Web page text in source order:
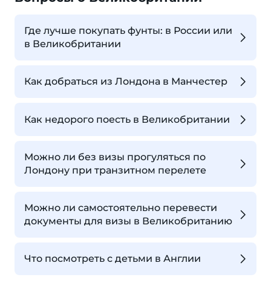
Где лучше покупать фунты: в России или
в Великобритании
Как добраться из Лондона в Манчестер
Как недорого поесть в Великобритании
Можно ли без визы прогуляться по
Лондону при транзитном перелете
Можно ли самостоятельно перевести
документы для визы в Великобританию
Что посмотреть с детьми в Англии